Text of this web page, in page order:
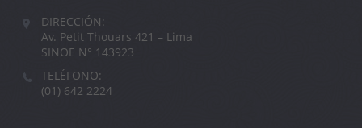
DIRECCIÓN:
Av. Petit Thouars 421 – Lima
SINOE N° 143923
TELÉFONO:
(01) 642 2224